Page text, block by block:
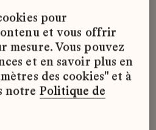
qu’il n’y ait pas
disponibles pour le
pour
et vous offrir
mesure. Vous pouvez
et en savoir plus en
des cookies" et à
notre Politique de